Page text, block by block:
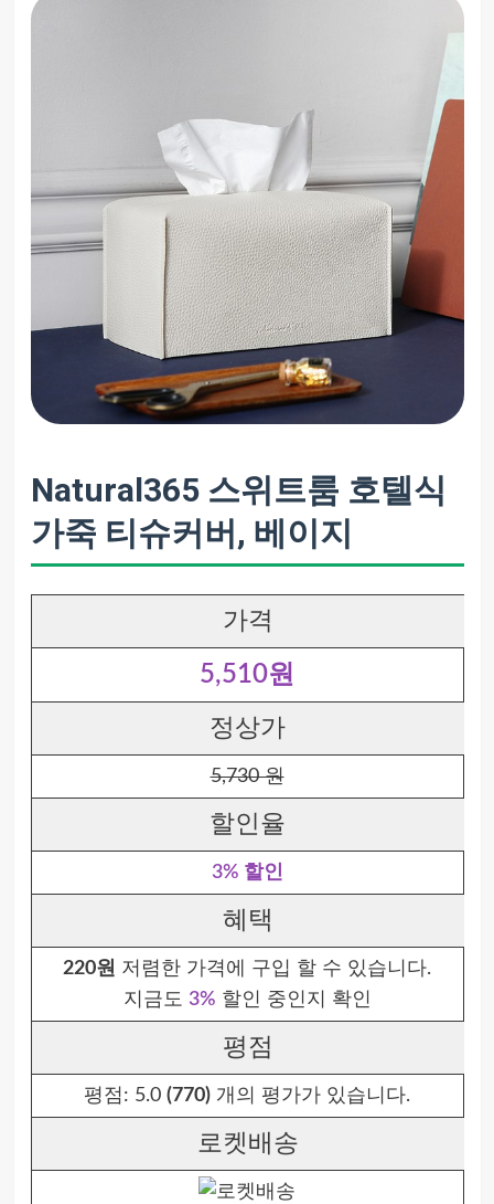
Natural365 스위트룸 호텔식
가죽 티슈커버, 베이지
가격
5,510원
정상가
5,730 원
할인율
3% 할인
혜택
220원 저렴한 가격에 구입 할 수 있습니다.
지금도 3% 할인 중인지 확인
평점
평점: 5.0 (770) 개의 평가가 있습니다.
로켓배송